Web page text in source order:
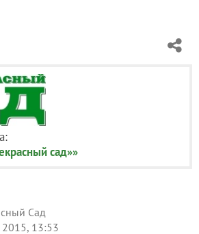
сад»»
Сад
2015, 13:53